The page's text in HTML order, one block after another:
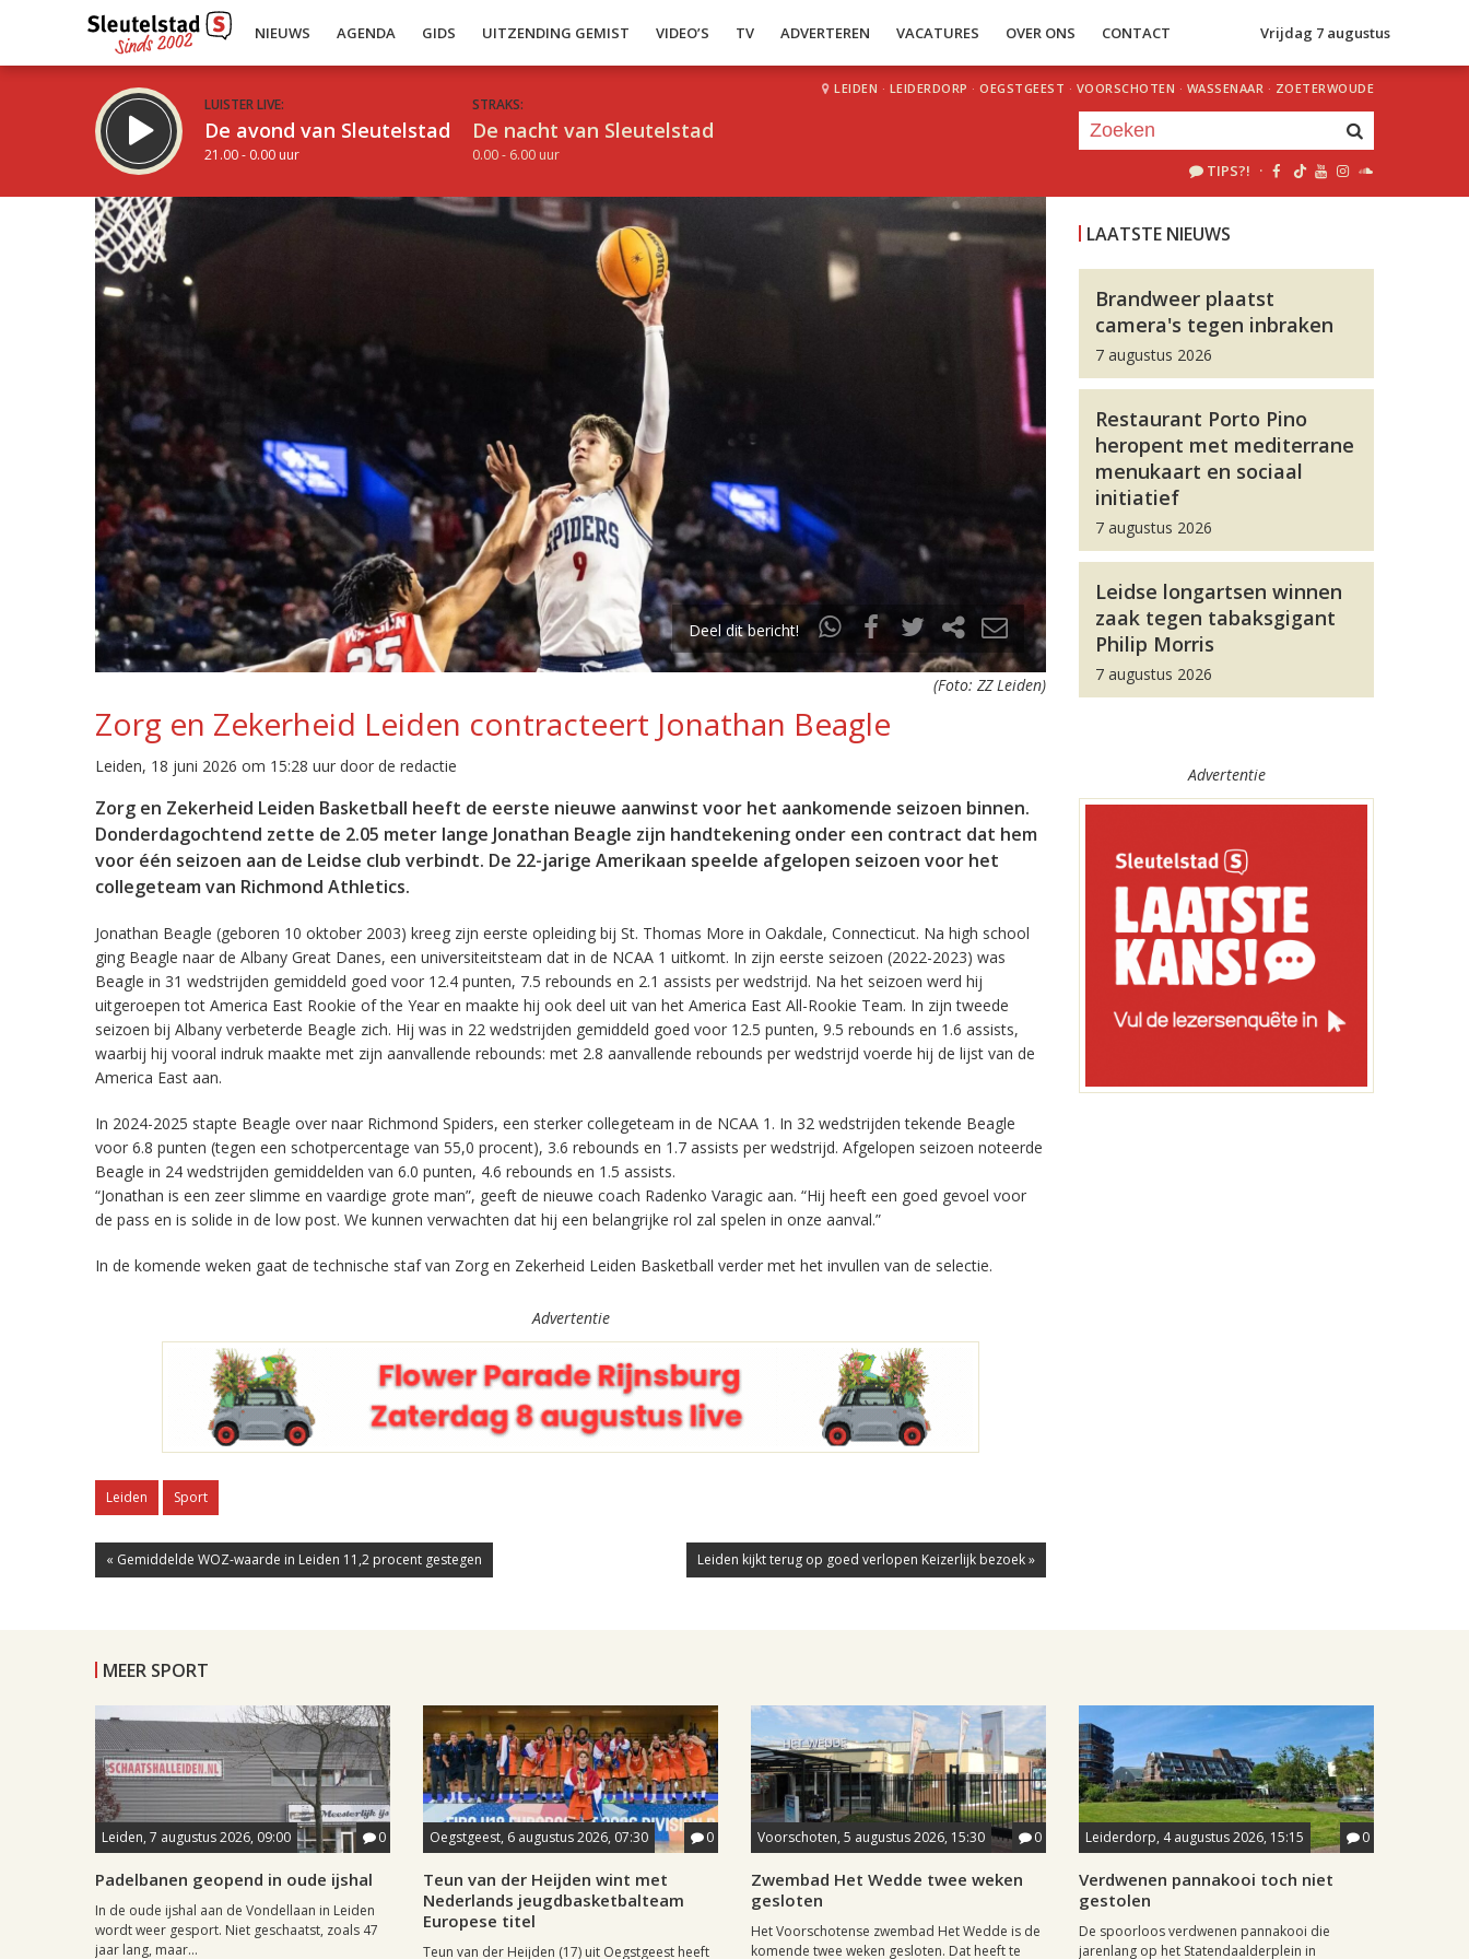
NIEUWS AGENDA GIDS UITZENDING GEMIST VIDEO’S TV ADVERTEREN VACATURES OVER ONS CONTACT Vrijdag 7 augustus
LUISTER LIVE:
De avond van Sleutelstad
21.00 - 0.00 uur
STRAKS:
De nacht van Sleutelstad
0.00 - 6.00 uur
LEIDEN · LEIDERDORP · OEGSTGEEST · VOORSCHOTEN · WASSENAAR · ZOETERWOUDE
TIPS?! ·
Inklappen
Deel dit bericht!
(Foto: ZZ Leiden)
Zorg en Zekerheid Leiden contracteert Jonathan Beagle
Leiden, 18 juni 2026 om 15:28 uur door de redactie
Zorg en Zekerheid Leiden Basketball heeft de eerste nieuwe aanwinst voor het aankomende seizoen binnen.
Donderdagochtend zette de 2.05 meter lange Jonathan Beagle zijn handtekening onder een contract dat hem
voor één seizoen aan de Leidse club verbindt. De 22-jarige Amerikaan speelde afgelopen seizoen voor het
collegeteam van Richmond Athletics.
Jonathan Beagle (geboren 10 oktober 2003) kreeg zijn eerste opleiding bij St. Thomas More in Oakdale, Connecticut. Na high school
ging Beagle naar de Albany Great Danes, een universiteitsteam dat in de NCAA 1 uitkomt. In zijn eerste seizoen (2022-2023) was
Beagle in 31 wedstrijden gemiddeld goed voor 12.4 punten, 7.5 rebounds en 2.1 assists per wedstrijd. Na het seizoen werd hij
uitgeroepen tot America East Rookie of the Year en maakte hij ook deel uit van het America East All-Rookie Team. In zijn tweede
seizoen bij Albany verbeterde Beagle zich. Hij was in 22 wedstrijden gemiddeld goed voor 12.5 punten, 9.5 rebounds en 1.6 assists,
waarbij hij vooral indruk maakte met zijn aanvallende rebounds: met 2.8 aanvallende rebounds per wedstrijd voerde hij de lijst van de
America East aan.
In 2024-2025 stapte Beagle over naar Richmond Spiders, een sterker collegeteam in de NCAA 1. In 32 wedstrijden tekende Beagle
voor 6.8 punten (tegen een schotpercentage van 55,0 procent), 3.6 rebounds en 1.7 assists per wedstrijd. Afgelopen seizoen noteerde
Beagle in 24 wedstrijden gemiddelden van 6.0 punten, 4.6 rebounds en 1.5 assists.
“Jonathan is een zeer slimme en vaardige grote man”, geeft de nieuwe coach Radenko Varagic aan. “Hij heeft een goed gevoel voor
de pass en is solide in de low post. We kunnen verwachten dat hij een belangrijke rol zal spelen in onze aanval.”
In de komende weken gaat de technische staf van Zorg en Zekerheid Leiden Basketball verder met het invullen van de selectie.
Advertentie
Leiden Sport
« Gemiddelde WOZ-waarde in Leiden 11,2 procent gestegen Leiden kijkt terug op goed verlopen Keizerlijk bezoek »
LAATSTE NIEUWS
Brandweer plaatst
camera's tegen inbraken
7 augustus 2026
Restaurant Porto Pino
heropent met mediterrane
menukaart en sociaal
initiatief
7 augustus 2026
Leidse longartsen winnen
zaak tegen tabaksgigant
Philip Morris
7 augustus 2026
Advertentie
MEER SPORT
Leiden, 7 augustus 2026, 09:00 0
Padelbanen geopend in oude ijshal
In de oude ijshal aan de Vondellaan in Leiden
wordt weer gesport. Niet geschaatst, zoals 47
jaar lang, maar...
Oegstgeest, 6 augustus 2026, 07:30 0
Teun van der Heijden wint met
Nederlands jeugdbasketbalteam
Europese titel
Teun van der Heijden (17) uit Oegstgeest heeft
Voorschoten, 5 augustus 2026, 15:30 0
Zwembad Het Wedde twee weken
gesloten
Het Voorschotense zwembad Het Wedde is de
komende twee weken gesloten. Dat heeft te
Leiderdorp, 4 augustus 2026, 15:15 0
Verdwenen pannakooi toch niet
gestolen
De spoorloos verdwenen pannakooi die
jarenlang op het Statendaalderplein in